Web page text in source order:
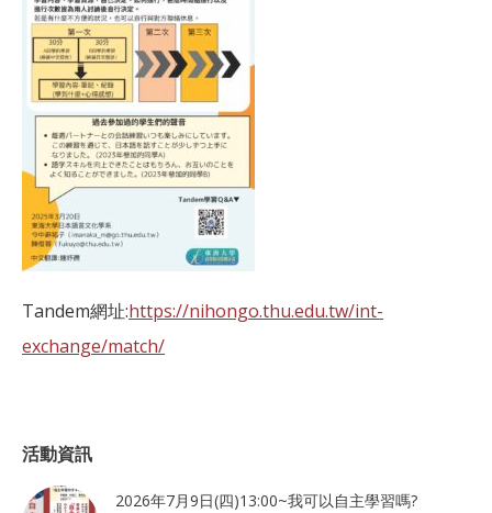
Tandem網址:https://nihongo.thu.edu.tw/int-
exchange/match/
活動資訊
2026年7月9日(四)13:00~我可以自主學習嗎?